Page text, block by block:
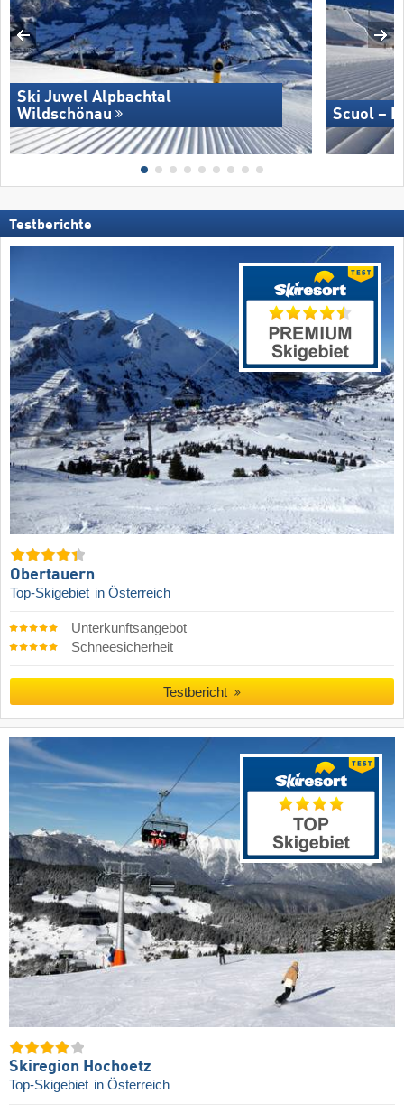
Ski Juwel Alpbachtal
Wildschönau
Scuol –
Testberichte
Obertauern
Top-Skigebiet in Österreich
Unterkunftsangebot
Schneesicherheit
Testbericht
Skiregion Hochoetz
Top-Skigebiet in Österreich